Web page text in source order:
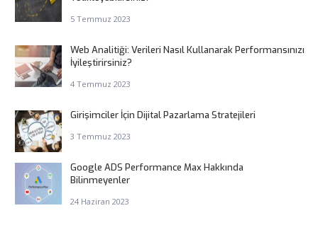
5 Temmuz 2023
Web Analitiği: Verileri Nasıl Kullanarak Performansınızı
İyileştirirsiniz?
4 Temmuz 2023
Girişimciler İçin Dijital Pazarlama Stratejileri
3 Temmuz 2023
Google ADS Performance Max Hakkında
Bilinmeyenler
24 Haziran 2023